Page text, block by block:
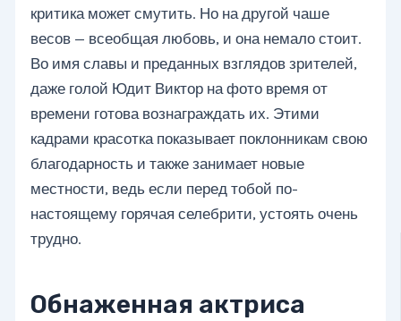
критика может смутить. Но на другой чаше
весов — всеобщая любовь, и она немало стоит.
Во имя славы и преданных взглядов зрителей,
даже голой Юдит Виктор на фото время от
времени готова вознаграждать их. Этими
кадрами красотка показывает поклонникам свою
благодарность и также занимает новые
местности, ведь если перед тобой по-
настоящему горячая селебрити, устоять очень
трудно.
Обнаженная актриса